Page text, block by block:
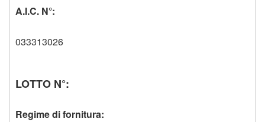
A.I.C. N°:
033313026
LOTTO N°:
Regime di fornitura: